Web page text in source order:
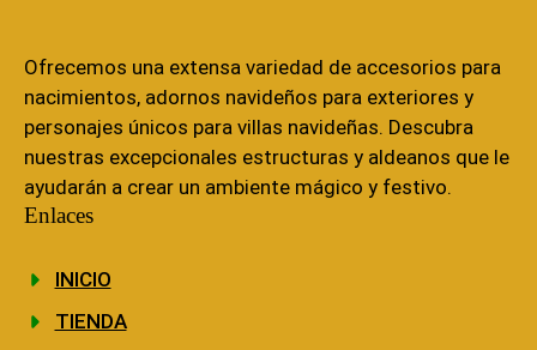
Ofrecemos una extensa variedad de accesorios para
nacimientos, adornos navideños para exteriores y
personajes únicos para villas navideñas. Descubra
nuestras excepcionales estructuras y aldeanos que le
ayudarán a crear un ambiente mágico y festivo.
Enlaces
INICIO
TIENDA